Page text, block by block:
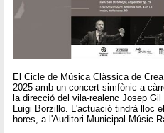
El Cicle de Música Clàssica de
2025 amb un concert simfònic a
la direcció del vila-realenc Josep
Luigi Borzillo. L'actuació tindrà lloc
hores, a l'Auditori Municipal Músic